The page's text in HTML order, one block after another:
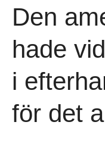
Den
hade
i
för det